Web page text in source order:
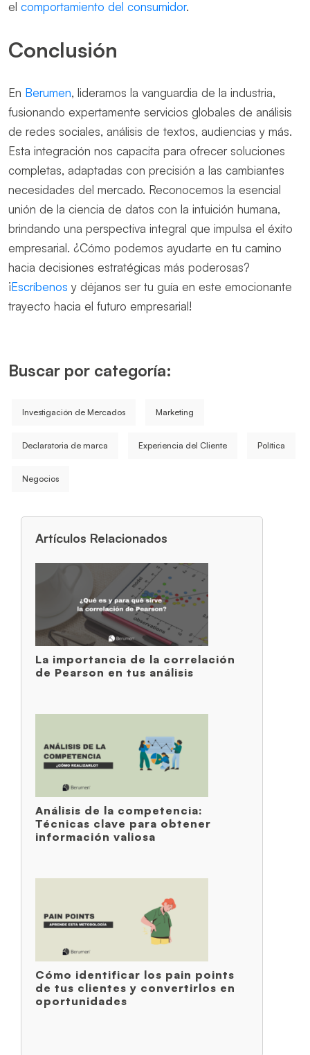
el comportamiento del consumidor.
Conclusión
En Berumen, lideramos la vanguardia de la industria,
fusionando expertamente servicios globales de análisis
de redes sociales, análisis de textos, audiencias y más.
Esta integración nos capacita para ofrecer soluciones
completas, adaptadas con precisión a las cambiantes
necesidades del mercado. Reconocemos la esencial
unión de la ciencia de datos con la intuición humana,
brindando una perspectiva integral que impulsa el éxito
empresarial. ¿Cómo podemos ayudarte en tu camino
hacia decisiones estratégicas más poderosas?
¡Escríbenos y déjanos ser tu guía en este emocionante
trayecto hacia el futuro empresarial!
Buscar por categoría:
Investigación de Mercados Marketing
Declaratoria de marca Experiencia del Cliente Política
Negocios
Artículos Relacionados
La importancia de la correlación
de Pearson en tus análisis
Análisis de la competencia:
Técnicas clave para obtener
información valiosa
Cómo identificar los pain points
de tus clientes y convertirlos en
oportunidades